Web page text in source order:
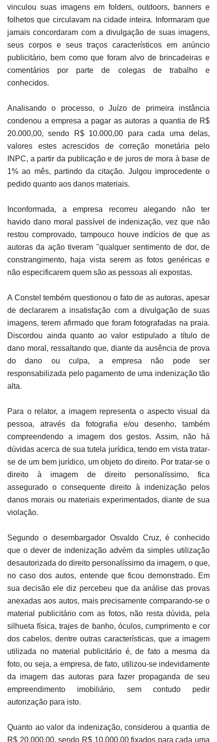
vinculou suas imagens em folders, outdoors, banners e
folhetos que circulavam na cidade inteira. Informaram que
jamais concordaram com a divulgação de suas imagens,
seus corpos e seus traços característicos em anúncio
publicitário, bem como que foram alvo de brincadeiras e
comentários por parte de colegas de trabalho e
conhecidos.
Analisando o processo, o Juízo de primeira instância
condenou a empresa a pagar as autoras a quantia de R$
20.000,00, sendo R$ 10.000,00 para cada uma delas,
valores estes acrescidos de correção monetária pelo
INPC, a partir da publicação e de juros de mora à base de
1% ao mês, partindo da citação. Julgou improcedente o
pedido quanto aos danos materiais.
Inconformada, a empresa recorreu alegando não ter
havido dano moral passível de indenização, vez que não
restou comprovado, tampouco houve indícios de que as
autoras da ação tiveram "qualquer sentimento de dor, de
constrangimento, haja vista serem as fotos genéricas e
não especificarem quem são as pessoas ali expostas.
A Constel tembém questionou o fato de as autoras, apesar
de declararem a insatisfação com a divulgação de suas
imagens, terem afirmado que foram fotografadas na praia.
Discordou ainda quanto ao valor estipulado a título de
dano moral, ressaltando que, diante da ausência de prova
do dano ou culpa, a empresa não pode ser
responsabilizada pelo pagamento de uma indenização tão
alta.
Para o relator, a imagem representa o aspecto visual da
pessoa, através da fotografia e/ou desenho, também
compreendendo a imagem dos gestos. Assim, não há
dúvidas acerca de sua tutela jurídica, tendo em vista tratar-
se de um bem jurídico, um objeto do direito. Por tratar-se o
direito à imagem de direito personalíssimo, fica
assegurado o consequente direito à indenização pelos
danos morais ou materiais experimentados, diante de sua
violação.
Segundo o desembargador Osvaldo Cruz, é conhecido
que o dever de indenização advém da simples utilização
desautorizada do direito personalíssimo da imagem, o que,
no caso dos autos, entende que ficou demonstrado. Em
sua decisão ele diz percebeu que da análise das provas
anexadas aos autos, mais precisamente comparando-se o
material publicitário com as fotos, não resta dúvida, pela
silhueta física, trajes de banho, óculos, cumprimento e cor
dos cabelos, dentre outras características, que a imagem
utilizada no material publicitário é, de fato a mesma da
foto, ou seja, a empresa, de fato, utilizou-se indevidamente
da imagem das autoras para fazer propaganda de seu
empreendimento imobiliário, sem contudo pedir
autorização para isto.
Quanto ao valor da indenização, considerou a quantia de
R$ 20.000,00, sendo R$ 10.000,00 fixados para cada uma